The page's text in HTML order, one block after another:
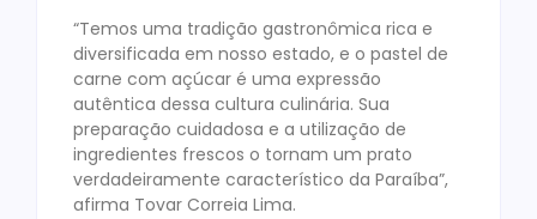
“Temos uma tradição gastronômica rica e
diversificada em nosso estado, e o pastel de
carne com açúcar é uma expressão
autêntica dessa cultura culinária. Sua
preparação cuidadosa e a utilização de
ingredientes frescos o tornam um prato
verdadeiramente característico da Paraíba”,
afirma Tovar Correia Lima.